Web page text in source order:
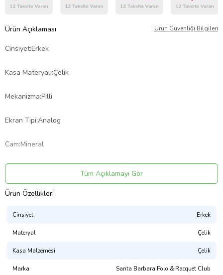
Ürün Açıklaması Ürün Güvenliği Bilgileri
Cinsiyet:Erkek
Kasa Materyali:Çelik
Mekanizma:Pilli
Ekran Tipi:Analog
Cam:Mineral
Alarm:Yok
Kordon Materyali:Çelik
Suya Dayanıklılığı:5 ATM
Takvim:Var
Tüm Açıklamayı Gör
Ürün Özellikleri
Cinsiyet Erkek
Materyal Çelik
Kasa Malzemesi Çelik
Marka Santa Barbara Polo & Racquet Club